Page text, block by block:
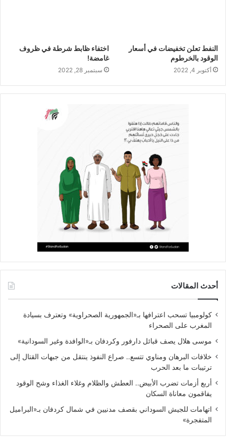
النفط تعلن تخفيضات في أسعار
الوقود بالخرطوم
أكتوبر 4, 2022
اختفاء ظابط شرطة في ظروف
غامضة!
سبتمبر 28, 2022
أحدث المقالات
كولومبيا تسحب اعترافها بـ«الجمهورية الصحراوية» وتعترف بسيادة
المغرب على الصحراء
موسى هلال يصف قبائل دارفور وكردفان بـ«الوافدة وغير السودانية»
خلافات البرهان ومناوي تتسع.. صراع النفوذ ينتقل من جبهات القتال إلى
ترتيبات ما بعد الحرب
أربع أزمات تضرب الأبيض.. العطش والظلام وغلاء الغذاء وشح الوقود
يفاقمون معاناة السكان
اتهامات للجيش السوداني بقصف مدنيين في شمال كردفان بـ«البراميل
المتفجرة»